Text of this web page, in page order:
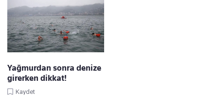
Yağmurdan sonra denize
girerken dikkat!
Kaydet